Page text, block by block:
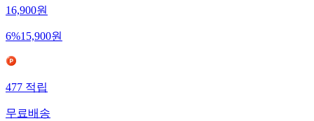
16,900원
6%15,900원
477적립
무료배송